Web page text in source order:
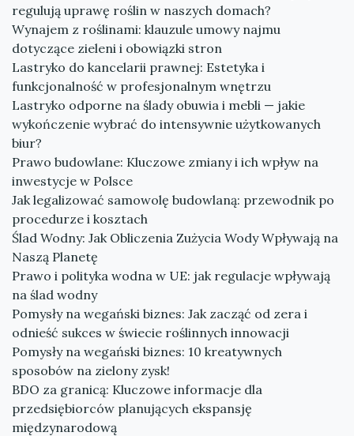
regulują uprawę roślin w naszych domach?
Wynajem z roślinami: klauzule umowy najmu
dotyczące zieleni i obowiązki stron
Lastryko do kancelarii prawnej: Estetyka i
funkcjonalność w profesjonalnym wnętrzu
Lastryko odporne na ślady obuwia i mebli — jakie
wykończenie wybrać do intensywnie użytkowanych
biur?
Prawo budowlane: Kluczowe zmiany i ich wpływ na
inwestycje w Polsce
Jak legalizować samowolę budowlaną: przewodnik po
procedurze i kosztach
Ślad Wodny: Jak Obliczenia Zużycia Wody Wpływają na
Naszą Planetę
Prawo i polityka wodna w UE: jak regulacje wpływają
na ślad wodny
Pomysły na wegański biznes: Jak zacząć od zera i
odnieść sukces w świecie roślinnych innowacji
Pomysły na wegański biznes: 10 kreatywnych
sposobów na zielony zysk!
BDO za granicą: Kluczowe informacje dla
przedsiębiorców planujących ekspansję
międzynarodową